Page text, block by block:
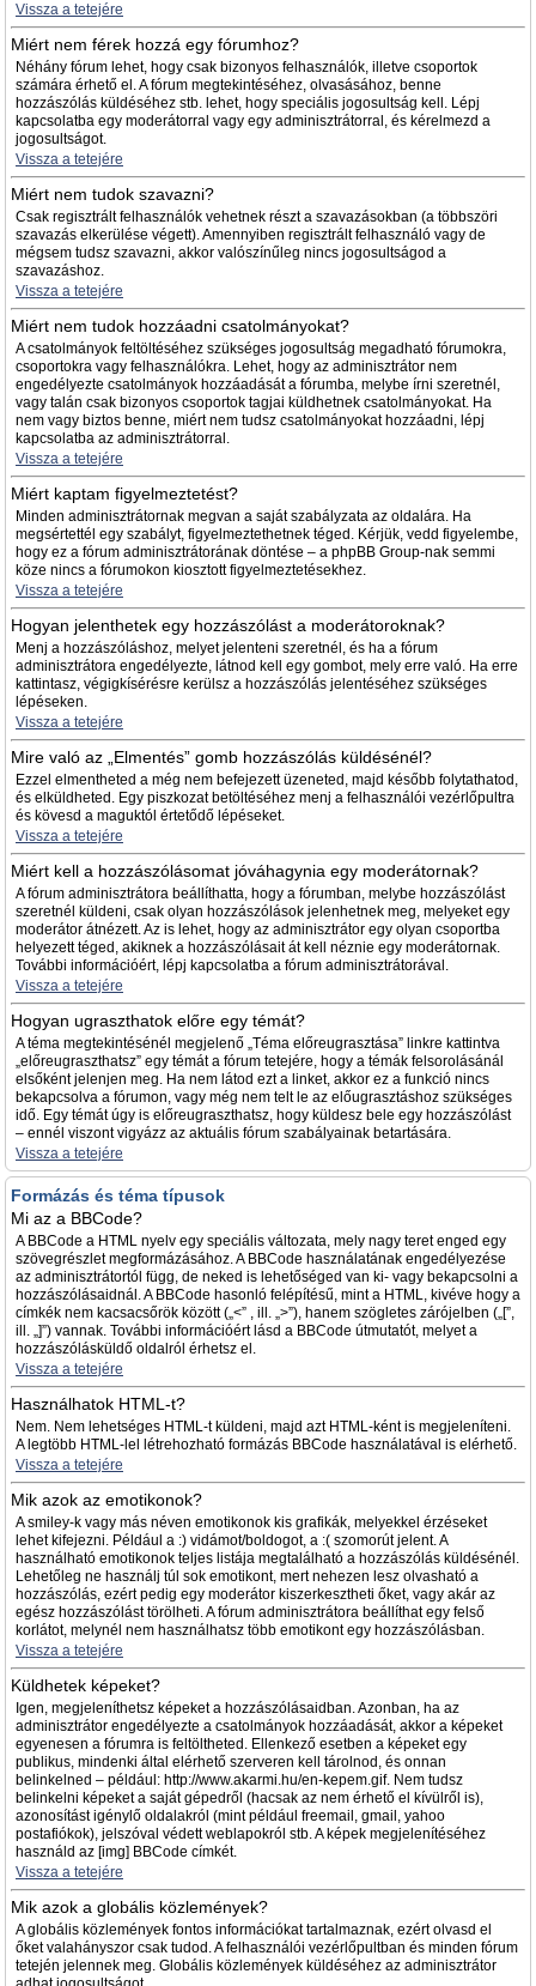
Vissza a tetejére
Miért nem férek hozzá egy fórumhoz?
Néhány fórum lehet, hogy csak bizonyos felhasználók, illetve csoportok
számára érhető el. A fórum megtekintéséhez, olvasásához, benne
hozzászólás küldéséhez stb. lehet, hogy speciális jogosultság kell. Lépj
kapcsolatba egy moderátorral vagy egy adminisztrátorral, és kérelmezd a
jogosultságot.
Vissza a tetejére
Miért nem tudok szavazni?
Csak regisztrált felhasználók vehetnek részt a szavazásokban (a többszöri
szavazás elkerülése végett). Amennyiben regisztrált felhasználó vagy de
mégsem tudsz szavazni, akkor valószínűleg nincs jogosultságod a
szavazáshoz.
Vissza a tetejére
Miért nem tudok hozzáadni csatolmányokat?
A csatolmányok feltöltéséhez szükséges jogosultság megadható fórumokra,
csoportokra vagy felhasználókra. Lehet, hogy az adminisztrátor nem
engedélyezte csatolmányok hozzáadását a fórumba, melybe írni szeretnél,
vagy talán csak bizonyos csoportok tagjai küldhetnek csatolmányokat. Ha
nem vagy biztos benne, miért nem tudsz csatolmányokat hozzáadni, lépj
kapcsolatba az adminisztrátorral.
Vissza a tetejére
Miért kaptam figyelmeztetést?
Minden adminisztrátornak megvan a saját szabályzata az oldalára. Ha
megsértettél egy szabályt, figyelmeztethetnek téged. Kérjük, vedd figyelembe,
hogy ez a fórum adminisztrátorának döntése – a phpBB Group-nak semmi
köze nincs a fórumokon kiosztott figyelmeztetésekhez.
Vissza a tetejére
Hogyan jelenthetek egy hozzászólást a moderátoroknak?
Menj a hozzászóláshoz, melyet jelenteni szeretnél, és ha a fórum
adminisztrátora engedélyezte, látnod kell egy gombot, mely erre való. Ha erre
kattintasz, végigkísérésre kerülsz a hozzászólás jelentéséhez szükséges
lépéseken.
Vissza a tetejére
Mire való az „Elmentés” gomb hozzászólás küldésénél?
Ezzel elmentheted a még nem befejezett üzeneted, majd később folytathatod,
és elküldheted. Egy piszkozat betöltéséhez menj a felhasználói vezérlőpultra
és kövesd a maguktól értetődő lépéseket.
Vissza a tetejére
Miért kell a hozzászólásomat jóváhagynia egy moderátornak?
A fórum adminisztrátora beállíthatta, hogy a fórumban, melybe hozzászólást
szeretnél küldeni, csak olyan hozzászólások jelenhetnek meg, melyeket egy
moderátor átnézett. Az is lehet, hogy az adminisztrátor egy olyan csoportba
helyezett téged, akiknek a hozzászólásait át kell néznie egy moderátornak.
További információért, lépj kapcsolatba a fórum adminisztrátorával.
Vissza a tetejére
Hogyan ugraszthatok előre egy témát?
A téma megtekintésénél megjelenő „Téma előreugrasztása” linkre kattintva
„előreugraszthatsz” egy témát a fórum tetejére, hogy a témák felsorolásánál
elsőként jelenjen meg. Ha nem látod ezt a linket, akkor ez a funkció nincs
bekapcsolva a fórumon, vagy még nem telt le az előugrasztáshoz szükséges
idő. Egy témát úgy is előreugraszthatsz, hogy küldesz bele egy hozzászólást
– ennél viszont vigyázz az aktuális fórum szabályainak betartására.
Vissza a tetejére
Formázás és téma típusok
Mi az a BBCode?
A BBCode a HTML nyelv egy speciális változata, mely nagy teret enged egy
szövegrészlet megformázásához. A BBCode használatának engedélyezése
az adminisztrátortól függ, de neked is lehetőséged van ki- vagy bekapcsolni a
hozzászólásaidnál. A BBCode hasonló felépítésű, mint a HTML, kivéve hogy a
címkék nem kacsacsőrök között („<” , ill. „>”), hanem szögletes zárójelben („[”,
ill. „]”) vannak. További információért lásd a BBCode útmutatót, melyet a
hozzászólásküldő oldalról érhetsz el.
Vissza a tetejére
Használhatok HTML-t?
Nem. Nem lehetséges HTML-t küldeni, majd azt HTML-ként is megjeleníteni.
A legtöbb HTML-lel létrehozható formázás BBCode használatával is elérhető.
Vissza a tetejére
Mik azok az emotikonok?
A smiley-k vagy más néven emotikonok kis grafikák, melyekkel érzéseket
lehet kifejezni. Például a :) vidámot/boldogot, a :( szomorút jelent. A
használható emotikonok teljes listája megtalálható a hozzászólás küldésénél.
Lehetőleg ne használj túl sok emotikont, mert nehezen lesz olvasható a
hozzászólás, ezért pedig egy moderátor kiszerkesztheti őket, vagy akár az
egész hozzászólást törölheti. A fórum adminisztrátora beállíthat egy felső
korlátot, melynél nem használhatsz több emotikont egy hozzászólásban.
Vissza a tetejére
Küldhetek képeket?
Igen, megjeleníthetsz képeket a hozzászólásaidban. Azonban, ha az
adminisztrátor engedélyezte a csatolmányok hozzáadását, akkor a képeket
egyenesen a fórumra is feltöltheted. Ellenkező esetben a képeket egy
publikus, mindenki által elérhető szerveren kell tárolnod, és onnan
belinkelned – például: http://www.akarmi.hu/en-kepem.gif. Nem tudsz
belinkelni képeket a saját gépedről (hacsak az nem érhető el kívülről is),
azonosítást igénylő oldalakról (mint például freemail, gmail, yahoo
postafiókok), jelszóval védett weblapokról stb. A képek megjelenítéséhez
használd az [img] BBCode címkét.
Vissza a tetejére
Mik azok a globális közlemények?
A globális közlemények fontos információkat tartalmaznak, ezért olvasd el
őket valahányszor csak tudod. A felhasználói vezérlőpultban és minden fórum
tetején jelennek meg. Globális közlemények küldéséhez az adminisztrátor